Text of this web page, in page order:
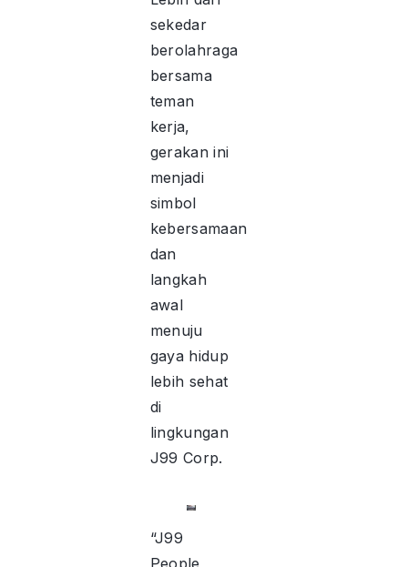
sekedar
berolahraga
bersama
teman
kerja,
gerakan ini
menjadi
simbol
kebersamaan
dan
langkah
awal
menuju
gaya hidup
lebih sehat
di
lingkungan
J99 Corp.
“J99